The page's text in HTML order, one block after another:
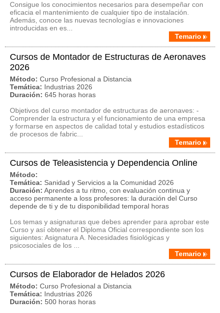
Consigue los conocimientos necesarios para desempeñar con
eficacia el mantenimiento de cualquier tipo de instalación.
Además, conoce las nuevas tecnologías e innovaciones
introducidas en es...
Temario
Cursos de Montador de Estructuras de Aeronaves
2026
Método: Curso Profesional a Distancia
Temática: Industrias 2026
Duración: 645 horas horas
Objetivos del curso montador de estructuras de aeronaves: -
Comprender la estructura y el funcionamiento de una empresa
y formarse en aspectos de calidad total y estudios estadísticos
de procesos de fabric...
Temario
Cursos de Teleasistencia y Dependencia Online
Método:
Temática: Sanidad y Servicios a la Comunidad 2026
Duración: Aprendes a tu ritmo, con evaluación continua y
acceso permanente a loss profesores: la duración del Curso
depende de ti y de tu disponibilidad temporal horas
Los temas y asignaturas que debes aprender para aprobar este
Curso y así obtener el Diploma Oficial correspondiente son los
siguientes: Asignatura A. Necesidades fisiológicas y
psicosociales de los ...
Temario
Cursos de Elaborador de Helados 2026
Método: Curso Profesional a Distancia
Temática: Industrias 2026
Duración: 500 horas horas